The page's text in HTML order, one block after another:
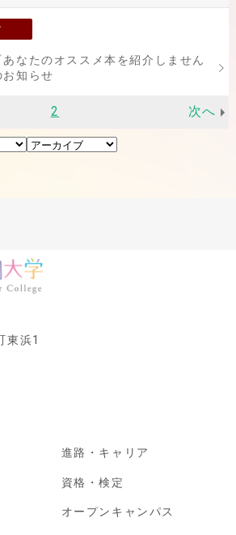
なたのオススメ本を紹介しません
知らせ
2 次へ
東浜1
進路・キャリア
資格・検定
オープンキャンパス